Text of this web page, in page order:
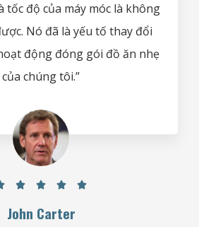
tốc độ của máy móc là không
Nó đã là yếu tố thay đổi
động đóng gói đồ ăn nhẹ
của chúng tôi.”
   
John Carter